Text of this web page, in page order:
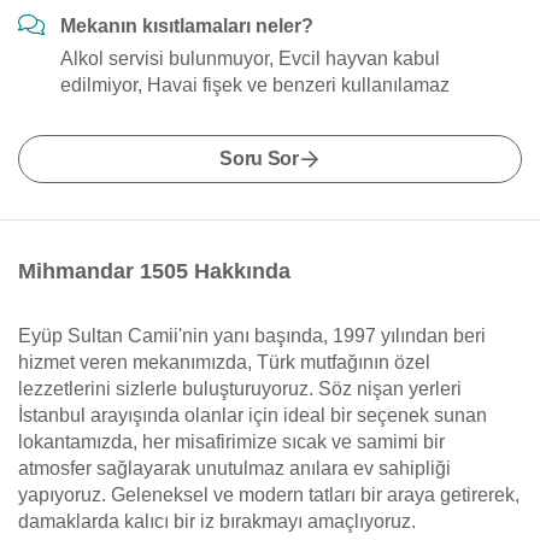
Mekanın kısıtlamaları neler?
Alkol servisi bulunmuyor, Evcil hayvan kabul
edilmiyor, Havai fişek ve benzeri kullanılamaz
Soru Sor
Mihmandar 1505 Hakkında
Eyüp Sultan Camii'nin yanı başında, 1997 yılından beri
hizmet veren mekanımızda, Türk mutfağının özel
lezzetlerini sizlerle buluşturuyoruz. Söz nişan yerleri
İstanbul arayışında olanlar için ideal bir seçenek sunan
lokantamızda, her misafirimize sıcak ve samimi bir
atmosfer sağlayarak unutulmaz anılara ev sahipliği
yapıyoruz. Geleneksel ve modern tatları bir araya getirerek,
damaklarda kalıcı bir iz bırakmayı amaçlıyoruz.